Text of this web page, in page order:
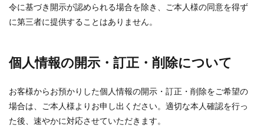
令に基づき開示が認められる場合を除き、ご本人様の同意を得ず
に第三者に提供することはありません。
個人情報の開示・訂正・削除について
お客様からお預かりした個人情報の開示・訂正・削除をご希望の
場合は、ご本人様よりお申し出ください。適切な本人確認を行っ
た後、速やかに対応させていただきます。